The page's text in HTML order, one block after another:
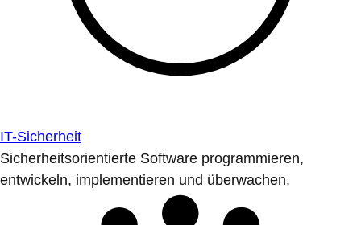
IT-Sicherheit
Sicherheitsorientierte Software programmieren,
entwickeln, implementieren und überwachen.